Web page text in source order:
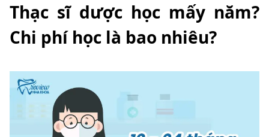
Thạc sĩ dược học mấy năm?
Chi phí học là bao nhiêu?